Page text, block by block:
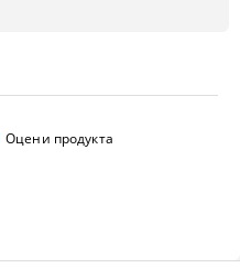
Оцени продукта